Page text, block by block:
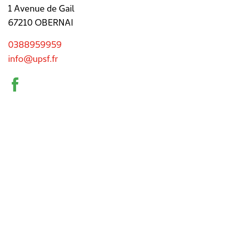
1 Avenue de Gail
67210 OBERNAI
0388959959
info@upsf.fr